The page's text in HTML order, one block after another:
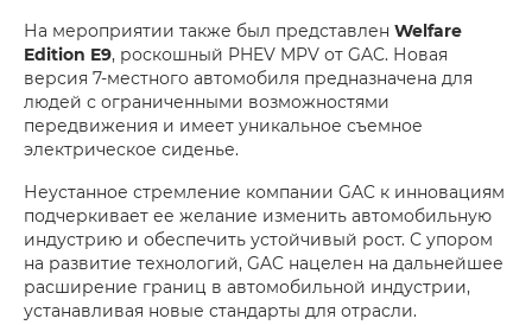
На мероприятии также был представлен Welfare
Edition E9, роскошный PHEV MPV от GAC. Новая
версия 7-местного автомобиля предназначена для
людей с ограниченными возможностями
передвижения и имеет уникальное съемное
электрическое сиденье.
Неустанное стремление компании GAC к инновациям
подчеркивает ее желание изменить автомобильную
индустрию и обеспечить устойчивый рост. С упором
на развитие технологий, GAC нацелен на дальнейшее
расширение границ в автомобильной индустрии,
устанавливая новые стандарты для отрасли.